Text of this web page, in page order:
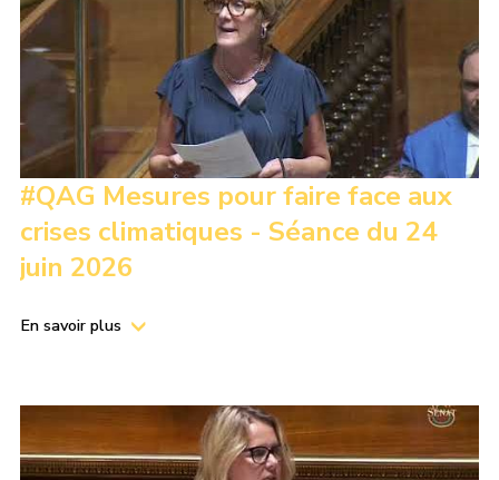
#QAG Mesures pour faire face aux
crises climatiques - Séance du 24
juin 2026
En savoir plus